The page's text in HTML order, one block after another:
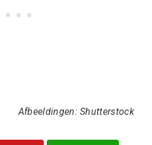
Afbeeldingen: Shutterstock